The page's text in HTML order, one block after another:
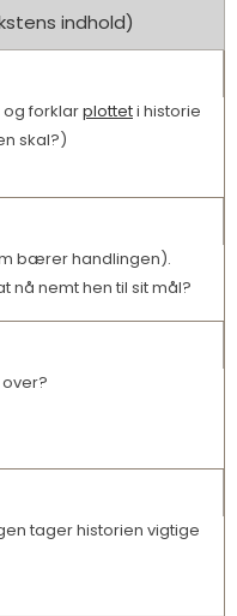
indhold)
forklarplotteti historie
skal?)
bærer handlingen).
nå nemt hen til sit mål?
tager historien vigtige